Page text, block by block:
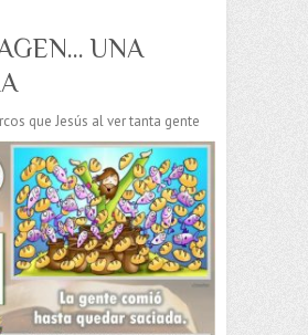
UNA
que Jesús al ver tanta gente